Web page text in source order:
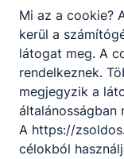
Kommunikációs
precizitás, ,
analitikus
A
Mi az a cookie?
kerül a
látogat meg. A
rendelkeznek.
megjegyzik a
általánosságban
A https://
célokból